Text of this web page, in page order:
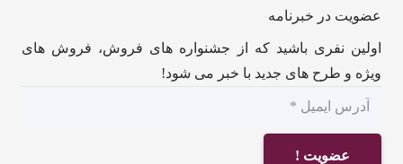
عضویت در خبرنامه
اولین نفری باشید که از جشنواره های فروش، فروش های
ویژه و طرح های جدید با خبر می شود!
عضویت !